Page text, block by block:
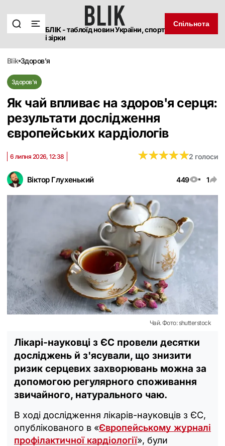
БЛІК - таблоїд новин України, спорт
і зірки
Спільнота
blik здоров'я
Здоров'я
Як чай впливає на здоров'я серця:
результати дослідження
європейських кардіологів
Віктор Глухенький 449 1
6 липня 2026, 12:38 ★★★★★
★★★★★2 голоси
Чай. Фото: shutterstock
Лікарі-науковці з ЄС провели десятки
досліджень й з'ясували, що знизити
ризик серцевих захворювань можна за
допомогою регулярного споживання
звичайного, натурального чаю.
В ході дослідження лікарів-науковців з ЄС,
опублікованого в «Європейському журналі
профілактичної кардіології», були